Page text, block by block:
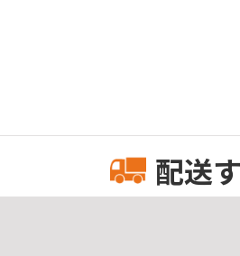
配送